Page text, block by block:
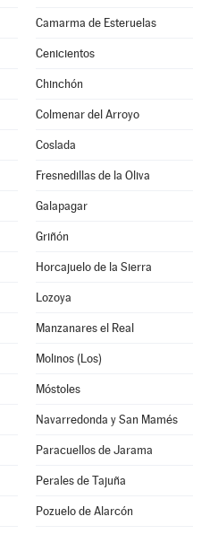
Camarma de Esteruelas
Cenicientos
Chinchón
Colmenar del Arroyo
Coslada
Fresnedillas de la Oliva
Galapagar
Griñón
Horcajuelo de la Sierra
Lozoya
Manzanares el Real
Molinos (Los)
Móstoles
Navarredonda y San Mamés
Paracuellos de Jarama
Perales de Tajuña
Pozuelo de Alarcón